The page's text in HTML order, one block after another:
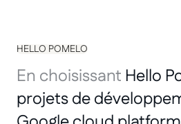
HELLO POMELO
En choisissant Hello
projets de